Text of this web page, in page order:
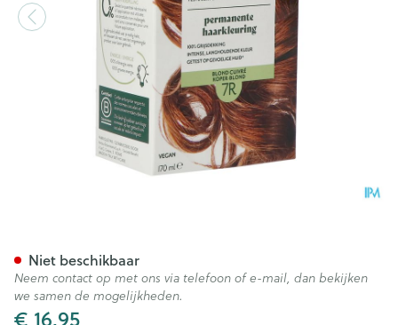
€ 16,95
Niet beschikbaar
Neem contact op met ons via telefoon of e-mail, dan bekijken
we samen de mogelijkheden.